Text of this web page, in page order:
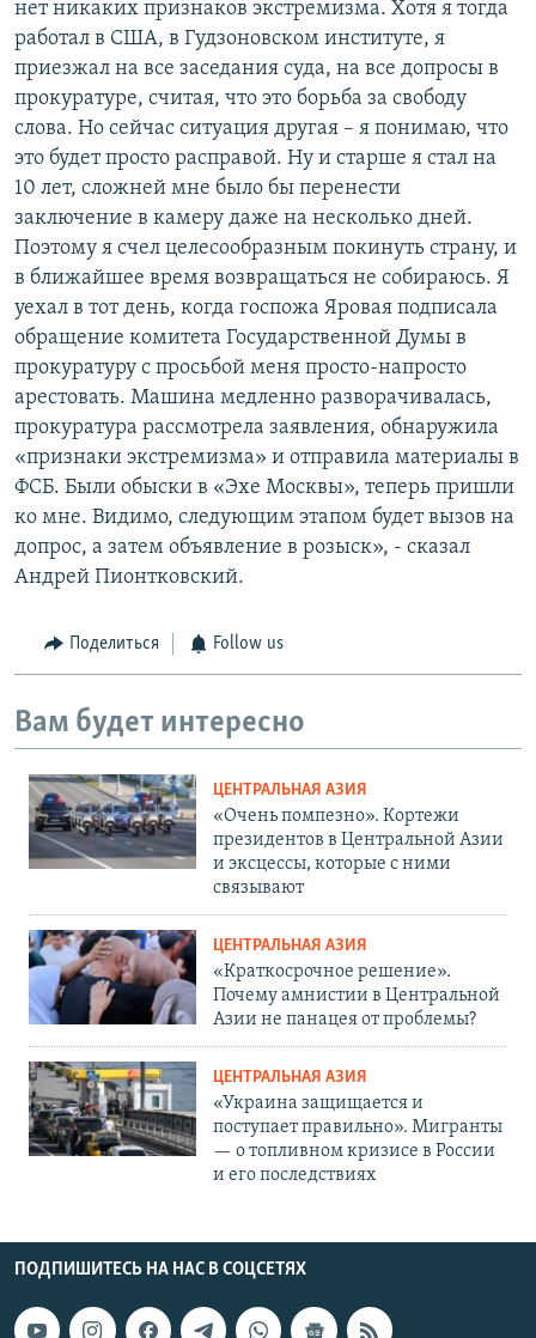
нет никаких признаков экстремизма. Хотя я тогда
работал в США, в Гудзоновском институте, я
приезжал на все заседания суда, на все допросы в
прокуратуре, считая, что это борьба за свободу
слова. Но сейчас ситуация другая – я понимаю, что
это будет просто расправой. Ну и старше я стал на
10 лет, сложней мне было бы перенести
заключение в камеру даже на несколько дней.
Поэтому я счел целесообразным покинуть страну, и
в ближайшее время возвращаться не собираюсь. Я
уехал в тот день, когда госпожа Яровая подписала
обращение комитета Государственной Думы в
прокуратуру с просьбой меня просто-напросто
арестовать. Машина медленно разворачивалась,
прокуратура рассмотрела заявления, обнаружила
«признаки экстремизма» и отправила материалы в
ФСБ. Были обыски в «Эхе Москвы», теперь пришли
ко мне. Видимо, следующим этапом будет вызов на
допрос, а затем объявление в розыск», - сказал
Андрей Пионтковский.
Поделиться Follow us
Вам будет интересно
ЦЕНТРАЛЬНАЯ АЗИЯ
«Очень помпезно». Кортежи
президентов в Центральной Азии
и эксцессы, которые с ними
связывают
ЦЕНТРАЛЬНАЯ АЗИЯ
«Краткосрочное решение».
Почему амнистии в Центральной
Азии не панацея от проблемы?
ЦЕНТРАЛЬНАЯ АЗИЯ
«Украина защищается и
поступает правильно». Мигранты
— о топливном кризисе в России
и его последствиях
ПОДПИШИТЕСЬ НА НАС В СОЦСЕТЯХ